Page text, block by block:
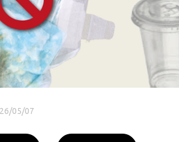
26/05/07